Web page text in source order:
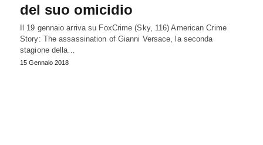
del suo omicidio
Il 19 gennaio arriva su FoxCrime (Sky, 116) American Crime
Story: The assassination of Gianni Versace, la seconda
stagione della…
15 Gennaio 2018